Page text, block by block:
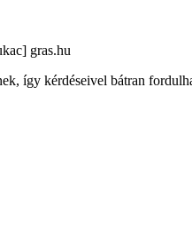
gras.hu
így kérdéseivel bátran